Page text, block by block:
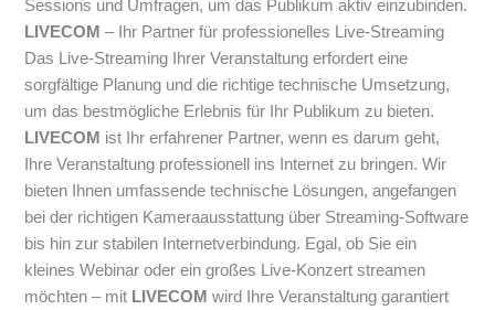
Sessions und Umfragen, um das Publikum aktiv einzubinden.
LIVECOM – Ihr Partner für professionelles Live-Streaming
Das Live-Streaming Ihrer Veranstaltung erfordert eine
sorgfältige Planung und die richtige technische Umsetzung,
um das bestmögliche Erlebnis für Ihr Publikum zu bieten.
LIVECOM ist Ihr erfahrener Partner, wenn es darum geht,
Ihre Veranstaltung professionell ins Internet zu bringen. Wir
bieten Ihnen umfassende technische Lösungen, angefangen
bei der richtigen Kameraausstattung über Streaming-Software
bis hin zur stabilen Internetverbindung. Egal, ob Sie ein
kleines Webinar oder ein großes Live-Konzert streamen
möchten – mit LIVECOM wird Ihre Veranstaltung garantiert